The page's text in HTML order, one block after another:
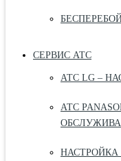
СЕРВИС АТС
АТС LG –
АТС